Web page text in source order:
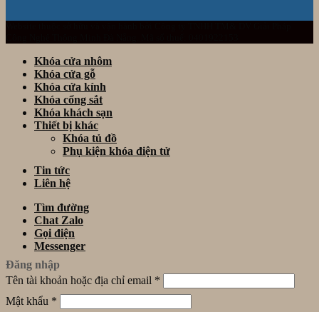
Khóa cửa nhôm
Khóa cửa gỗ
Khóa cửa kính
Khóa cổng sắt
Khóa khách sạn
Thiết bị khác
Khóa tủ đồ
Phụ kiện khóa điện tử
Tin tức
Liên hệ
Tìm đường
Chat Zalo
Gọi điện
Messenger
Đăng nhập
Tên tài khoản hoặc địa chỉ email *
Mật khẩu *